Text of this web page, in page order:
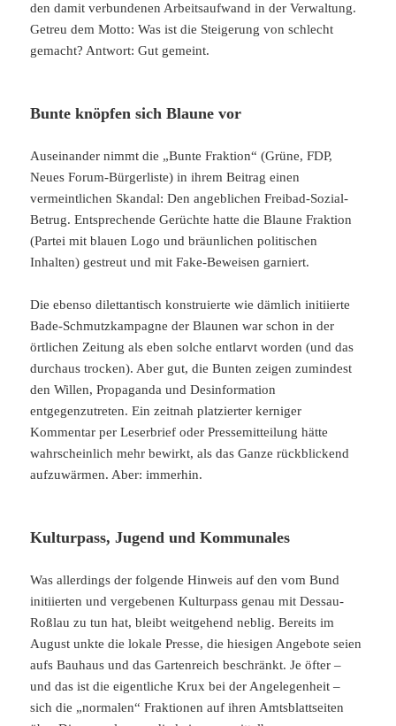
den damit verbundenen Arbeitsaufwand in der Verwaltung.
Getreu dem Motto: Was ist die Steigerung von schlecht
gemacht? Antwort: Gut gemeint.
Bunte knöpfen sich Blaune vor
Auseinander nimmt die „Bunte Fraktion“ (Grüne, FDP,
Neues Forum-Bürgerliste) in ihrem Beitrag einen
vermeintlichen Skandal: Den angeblichen Freibad-Sozial-
Betrug. Entsprechende Gerüchte hatte die Blaune Fraktion
(Partei mit blauen Logo und bräunlichen politischen
Inhalten) gestreut und mit Fake-Beweisen garniert.
Die ebenso dilettantisch konstruierte wie dämlich initiierte
Bade-Schmutzkampagne der Blaunen war schon in der
örtlichen Zeitung als eben solche entlarvt worden (und das
durchaus trocken). Aber gut, die Bunten zeigen zumindest
den Willen, Propaganda und Desinformation
entgegenzutreten. Ein zeitnah platzierter kerniger
Kommentar per Leserbrief oder Pressemitteilung hätte
wahrscheinlich mehr bewirkt, als das Ganze rückblickend
aufzuwärmen. Aber: immerhin.
Kulturpass, Jugend und Kommunales
Was allerdings der folgende Hinweis auf den vom Bund
initiierten und vergebenen Kulturpass genau mit Dessau-
Roßlau zu tun hat, bleibt weitgehend neblig. Bereits im
August unkte die lokale Presse, die hiesigen Angebote seien
aufs Bauhaus und das Gartenreich beschränkt. Je öfter –
und das ist die eigentliche Krux bei der Angelegenheit –
sich die „normalen“ Fraktionen auf ihren Amtsblattseiten